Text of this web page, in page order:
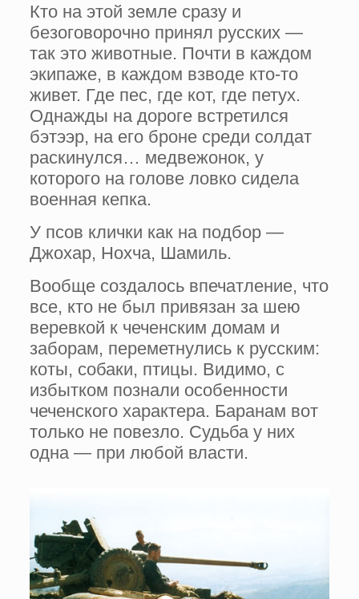
Кто на этой земле сразу и
безоговорочно принял русских —
так это животные. Почти в каждом
экипаже, в каждом взводе кто-то
живет. Где пес, где кот, где петух.
Однажды на дороге встретился
бэтээр, на его броне среди солдат
раскинулся… медвежонок, у
которого на голове ловко сидела
военная кепка.
У псов клички как на подбор —
Джохар, Нохча, Шамиль.
Вообще создалось впечатление, что
все, кто не был привязан за шею
веревкой к чеченским домам и
заборам, переметнулись к русским:
коты, собаки, птицы. Видимо, с
избытком познали особенности
чеченского характера. Баранам вот
только не повезло. Судьба у них
одна — при любой власти.